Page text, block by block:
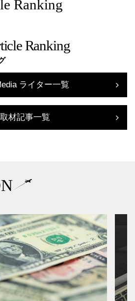
Ranking
Ranking
ライター一覧
取材記事一覧